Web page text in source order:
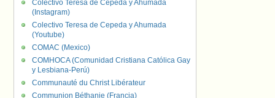
Colectivo Teresa de Cepeda y Ahumada
(Instagram)
Colectivo Teresa de Cepeda y Ahumada
(Youtube)
COMAC (Mexico)
COMHOCA (Comunidad Cristiana Católica Gay
y Lesbiana-Perú)
Communauté du Christ Libérateur
Communion Béthanie (Francia)